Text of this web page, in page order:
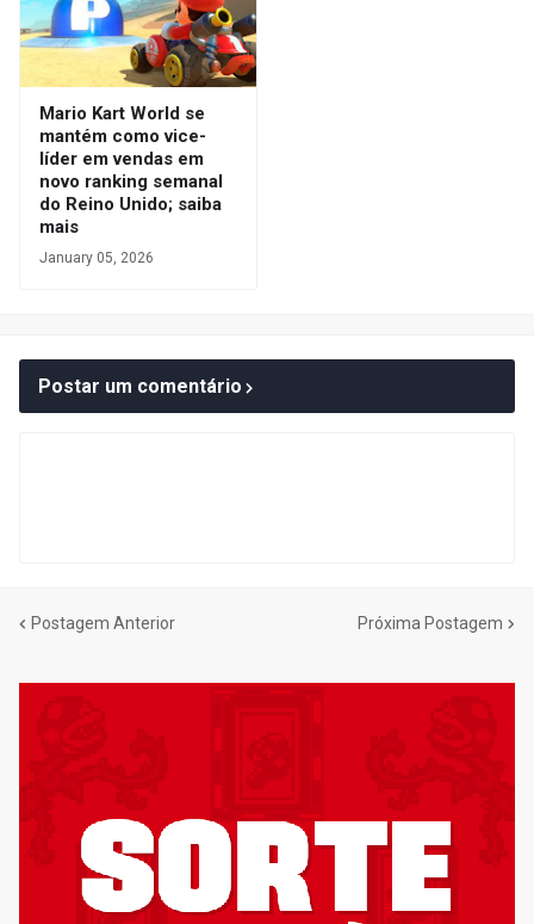
Mario Kart World se
mantém como vice-
líder em vendas em
novo ranking semanal
do Reino Unido; saiba
mais
January 05, 2026
Postar um comentário
Postagem Anterior Próxima Postagem